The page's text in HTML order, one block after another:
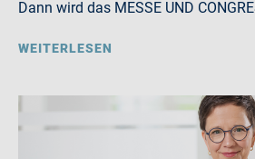
Dann wird das MESSE UND
WEITERLESEN